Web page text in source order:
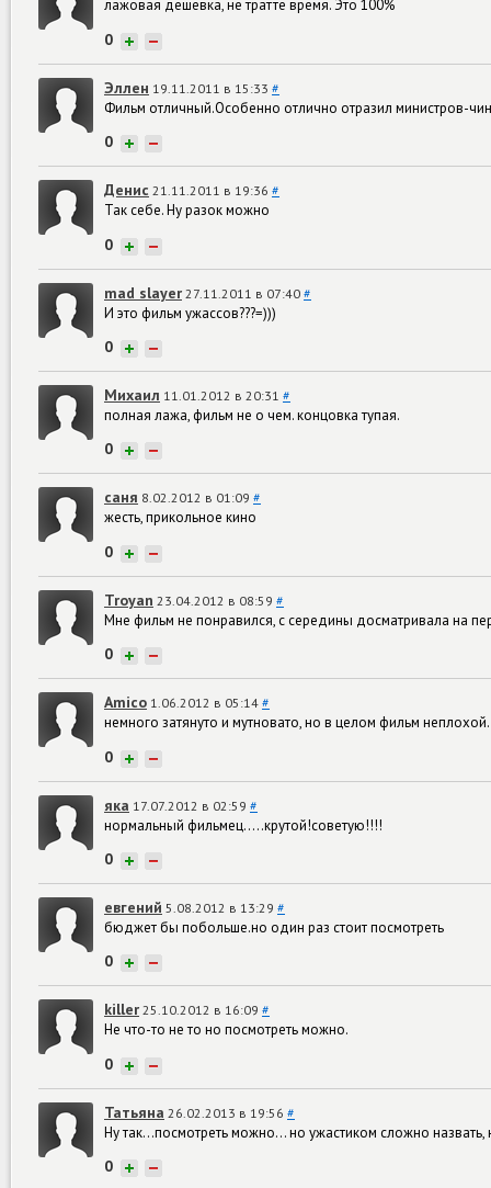
лажовая дешевка, не тратте время. Это 100%
0 + −
Эллен 19.11.2011 в 15:33 #
Фильм отличный.Особенно отлично отразил министров-
0 + −
Денис 21.11.2011 в 19:36 #
Так себе. Ну разок можно
0 + −
mad slayer 27.11.2011 в 07:40 #
И это фильм ужассов???=)))
0 + −
Михаил 11.01.2012 в 20:31 #
полная лажа, фильм не о чем. концовка тупая.
0 + −
саня 8.02.2012 в 01:09 #
жесть, прикольное кино
0 + −
Troyan 23.04.2012 в 08:59 #
Мне фильм не понравился, с середины досматривала на
0 + −
Amico 1.06.2012 в 05:14 #
немного затянуто и мутновато, но в целом фильм
0 + −
яка 17.07.2012 в 02:59 #
нормальный фильмец.....крутой!советую!!!!
0 + −
евгений 5.08.2012 в 13:29 #
бюджет бы побольше.но один раз стоит посмотреть
0 + −
killer 25.10.2012 в 16:09 #
Не что-то не то но посмотреть можно.
0 + −
Татьяна 26.02.2013 в 19:56 #
Ну так...посмотреть можно... но ужастиком сложно назвать,
0 + −